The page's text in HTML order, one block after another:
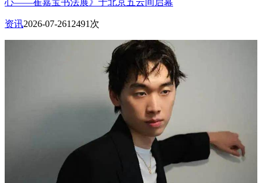
资讯2026-07-2612491次